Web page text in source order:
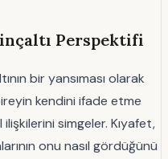
Perspektifi
bir yansıması olarak
kendini ifade etme
ilişkilerini simgeler. Kıyafet,
onu nasıl gördüğünü